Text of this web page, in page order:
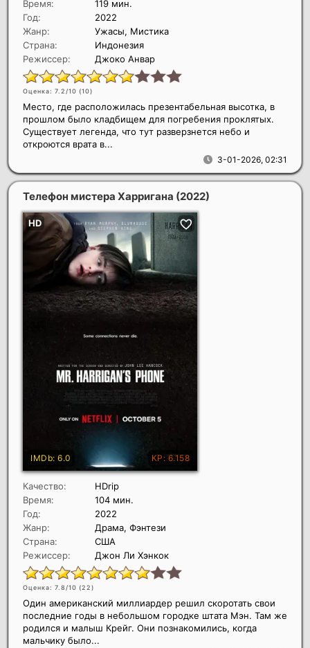
Время:
119 мин.
Год:
2022
Жанр:
Ужасы, Мистика
Страна:
Индонезия
Режиссер:
Джоко Анвар
Оценка: 7.2/10 (10)
3-01-2026, 02:31
Место, где расположилась презентабельная высотка, в
прошлом было кладбищем для погребения проклятых.
Существует легенда, что тут разверзнется небо и
откроются врата в...
Телефон мистера Харригана (2022)
Качество:
HDrip
Время:
104 мин.
Год:
2022
Жанр:
Драма, Фэнтези
Страна:
США
Режиссер:
Джон Ли Хэнкок
Оценка: 7.8/10 (22)
Один американский миллиардер решил скоротать свои
последние годы в небольшом городке штата Мэн. Там же
родился и малыш Крейг. Они познакомились, когда
мальчику было...